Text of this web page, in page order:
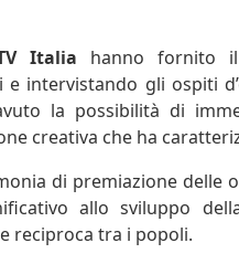
Italia hanno fornito il
intervistando gli ospiti
la possibilità di
creativa che ha
di premiazione delle
allo sviluppo
reciproca tra i popoli.